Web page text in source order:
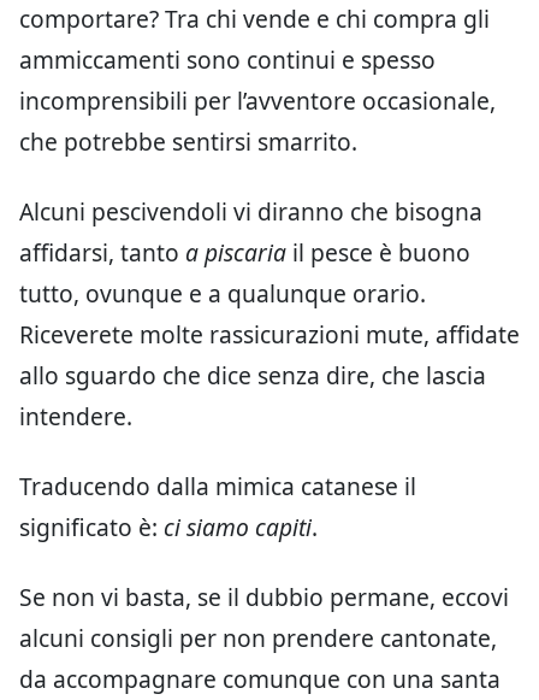
comportare? Tra chi vende e chi compra gli
ammiccamenti sono continui e spesso
incomprensibili per l’avventore occasionale,
che potrebbe sentirsi smarrito.
Alcuni pescivendoli vi diranno che bisogna
affidarsi, tanto a piscaria il pesce è buono
tutto, ovunque e a qualunque orario.
Riceverete molte rassicurazioni mute, affidate
allo sguardo che dice senza dire, che lascia
intendere.
Traducendo dalla mimica catanese il
significato è: ci siamo capiti.
Se non vi basta, se il dubbio permane, eccovi
alcuni consigli per non prendere cantonate,
da accompagnare comunque con una santa